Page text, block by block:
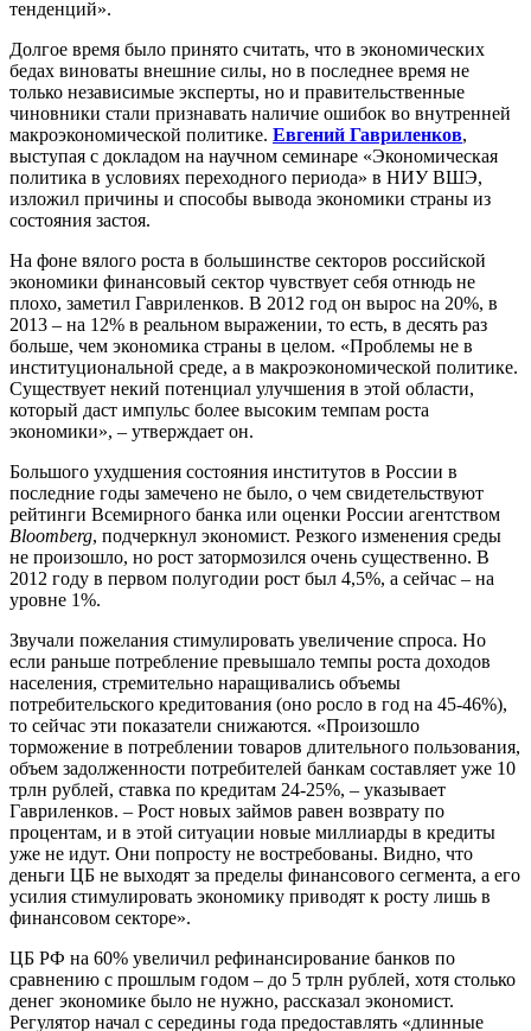
тенденций».
Долгое время было принято считать, что в экономических
бедах виноваты внешние силы, но в последнее время не
только независимые эксперты, но и правительственные
чиновники стали признавать наличие ошибок во внутренней
макроэкономической политике. Евгений Гавриленков,
выступая с докладом на научном семинаре «Экономическая
политика в условиях переходного периода» в НИУ ВШЭ,
изложил причины и способы вывода экономики страны из
состояния застоя.
На фоне вялого роста в большинстве секторов российской
экономики финансовый сектор чувствует себя отнюдь не
плохо, заметил Гавриленков. В 2012 год он вырос на 20%, в
2013 – на 12% в реальном выражении, то есть, в десять раз
больше, чем экономика страны в целом. «Проблемы не в
институциональной среде, а в макроэкономической политике.
Существует некий потенциал улучшения в этой области,
который даст импульс более высоким темпам роста
экономики», – утверждает он.
Большого ухудшения состояния институтов в России в
последние годы замечено не было, о чем свидетельствуют
рейтинги Всемирного банка или оценки России агентством
Bloomberg, подчеркнул экономист. Резкого изменения среды
не произошло, но рост затормозился очень существенно. В
2012 году в первом полугодии рост был 4,5%, а сейчас – на
уровне 1%.
Звучали пожелания стимулировать увеличение спроса. Но
если раньше потребление превышало темпы роста доходов
населения, стремительно наращивались объемы
потребительского кредитования (оно росло в год на 45-46%),
то сейчас эти показатели снижаются. «Произошло
торможение в потреблении товаров длительного пользования,
объем задолженности потребителей банкам составляет уже 10
трлн рублей, ставка по кредитам 24-25%, – указывает
Гавриленков. – Рост новых займов равен возврату по
процентам, и в этой ситуации новые миллиарды в кредиты
уже не идут. Они попросту не востребованы. Видно, что
деньги ЦБ не выходят за пределы финансового сегмента, а его
усилия стимулировать экономику приводят к росту лишь в
финансовом секторе».
ЦБ РФ на 60% увеличил рефинансирование банков по
сравнению с прошлым годом – до 5 трлн рублей, хотя столько
денег экономике было не нужно, рассказал экономист.
Регулятор начал с середины года предоставлять «длинные